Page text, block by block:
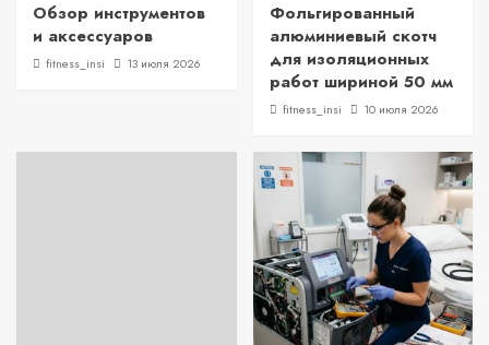
Обзор инструментов
и аксессуаров
fitness_insi 13 июля 2026
Фольгированный
алюминиевый скотч
для изоляционных
работ шириной 50 мм
fitness_insi 10 июля 2026